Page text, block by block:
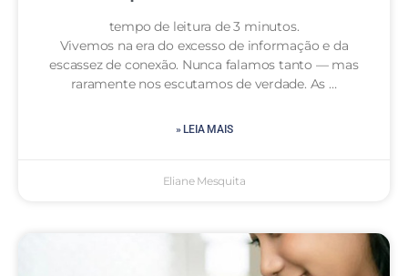
tempo de leitura de 3 minutos.
Vivemos na era do excesso de informação e da
escassez de conexão. Nunca falamos tanto — mas
raramente nos escutamos de verdade. As …
» LEIA MAIS
Eliane Mesquita